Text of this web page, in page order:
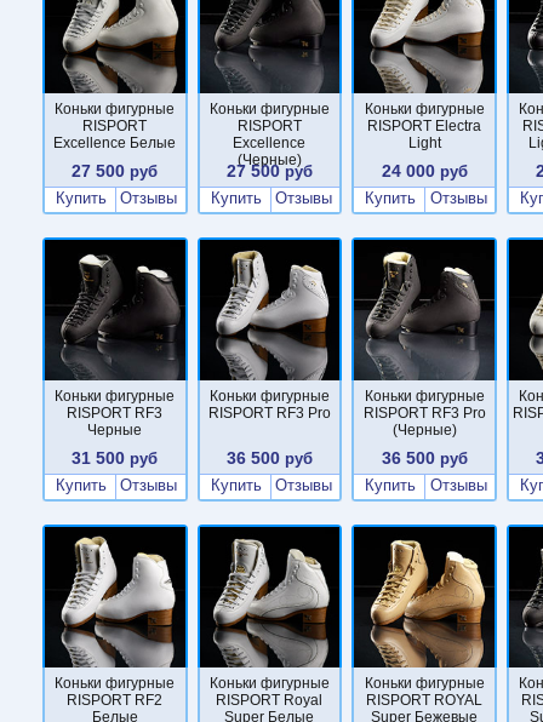
Коньки фигурные
RISPORT
Excellence Белые
27 500 руб
Купить
Отзывы
Коньки фигурные
RISPORT
Excellence
(Черные)
27 500 руб
Купить
Отзывы
Коньки фигурные
RISPORT Electra
Light
24 000руб
Купить
Отзывы
Коньки фигурные
RISPORT RF3
Черные
31 500 руб
Купить
Отзывы
Коньки фигурные
RISPORT RF3 Pro
36 500 руб
Купить
Отзывы
Коньки фигурные
RISPORT RF3 Pro
(Черные)
36 500руб
Купить
Отзывы
Коньки фигурные
RISPORT RF2
Белые
Коньки фигурные
RISPORT Royal
Super Белые
Коньки фигурные
RISPORT ROYAL
Super Бежевые